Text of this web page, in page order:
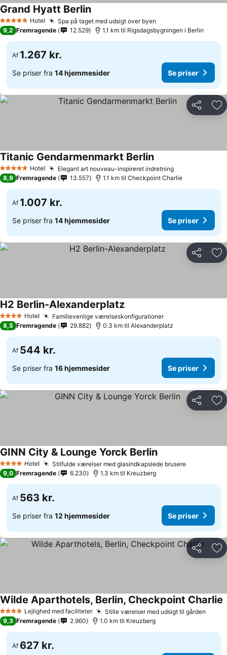
5 Stjerner Hotel Spa på taget med udsigt over byen
Grand Hyatt Berlin
9,2 Fremragende 12.529 1.1 km til Rigsdagsbygningen i Berlin
Af 1.267 kr.
Se priser fra 14 hjemmesider Se priser
Del
5 Stjerner Hotel Elegant art nouveau-inspireret indretning
Titanic Gendarmenmarkt Berlin
8,9 Fremragende 13.557 1.1 km til Checkpoint Charlie
Af 1.007 kr.
Se priser fra 14 hjemmesider Se priser
Del
4 StjernerHotel Familievenlige værelseskonfigurationer
H2 Berlin-Alexanderplatz
8,5 Fremragende 29.882 0.3 km til Alexanderplatz
Af 544 kr.
Se priser fra 16 hjemmesider Se priser
Del
4 StjernerHotel Stilfulde værelser med glasindkapslede brusere
GINN City & Lounge Yorck Berlin
9,0 Fremragende 6.230 1.3 km til Kreuzberg
Af 563 kr.
Se priser fra 12 hjemmesider Se priser
Del
4 StjernerLejlighed med faciliteter Stille værelser med udsigt til gården
Wilde Aparthotels, Berlin, Checkpoint Charlie
9,3 Fremragende 2.960 1.0 km til Kreuzberg
Af 627 kr.